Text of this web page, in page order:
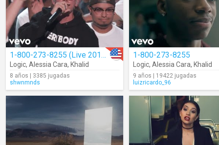
1-800-273-8255 (Live 2017 VMAs)
Logic, Alessia Cara, Khalid
8 años | 3385 jugadas
shwnmnds
1-800-273-8255
Logic, Alessia Cara, Khalid
9 años | 19422 jugadas
luizricardo_96